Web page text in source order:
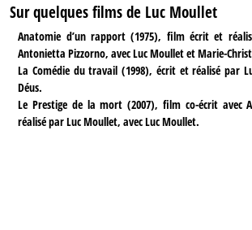
S’abonner à la Lettre !
Sur quelques films de Luc Moullet
Anatomie d’un rapport (1975), film écrit et
Antonietta Pizzorno, avec Luc Moullet et Marie-
La Comédie du travail (1998), écrit et réalisé par
Déus.
Le Prestige de la mort (2007), film co-écrit avec
réalisé par Luc Moullet, avec Luc Moullet.